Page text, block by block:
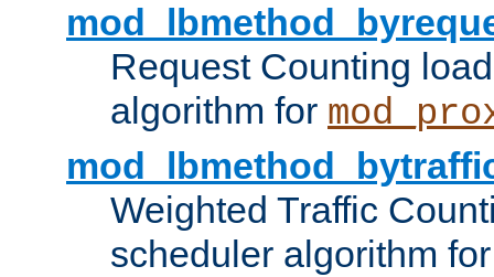
Request Counting
algorithm for
Weighted Traffic
scheduler algorithm for